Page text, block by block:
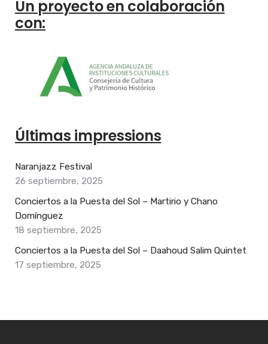
Un proyecto en colaboración
con:
Últimas impressions
Naranjazz Festival
26 septiembre, 2025
Conciertos a la Puesta del Sol – Martirio y Chano
Domínguez
18 septiembre, 2025
Conciertos a la Puesta del Sol – Daahoud Salim Quintet
17 septiembre, 2025